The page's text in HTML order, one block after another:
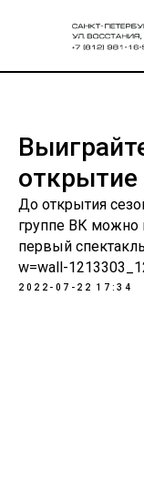
открытие
До открытия
группе ВК можно
первый
w=wall-
2022-07-22 17:34